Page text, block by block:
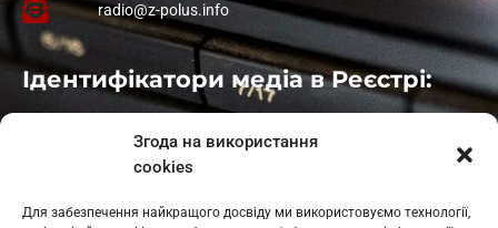
Згода на використання
cookies
Для забезпечення найкращого досвіду ми використовуємо технології,
radio@z-polus.info
Ідентифікатори медіа в Реєстрі:
: L11-01410
: L11-01801
Косів: L11-01805